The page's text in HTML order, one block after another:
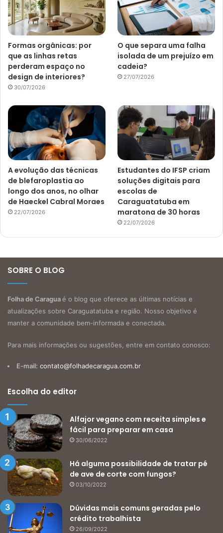
Formas orgânicas: por
que as linhas retas
perderam espaço no
design de interiores?
30/07/2026
O que separa uma falha
isolada de um prejuízo em
cadeia?
27/07/2026
A evolução das técnicas
de blefaroplastia ao
longo dos anos, no olhar
de Haeckel Cabral Moraes
22/07/2026
Estudantes do IFSP criam
soluções digitais para
escolas de
Caraguatatuba em
maratona de 30 horas
22/07/2026
SOBRE O BLOG
Folha de Caraguaé o blog que oferece as últimas notícias e
atualizações sobre Caraguatatuba e região. Nosso objetivo é
manter a comunidade bem-informada e conectada.
Para mais informações ou sugestões, entre em contato conosco:
E-mail: contato@folhadecaragua.com.br
Escolha do editor
Alfajor vegano com receita simples e
fácil para preparar em casa
30/06/2022
Há alguma possibilidade de tratar pé
de ave de corte com fungos?
03/10/2022
Dúvidas mais comuns geradas pelo
crédito trabalhista
26/09/2022